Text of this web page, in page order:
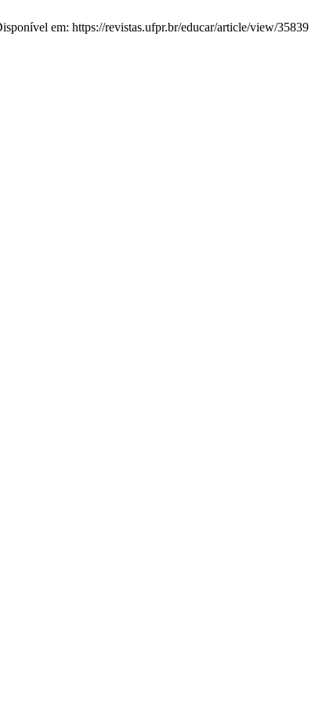
em: https://revistas.ufpr.br/educar/article/view/35839